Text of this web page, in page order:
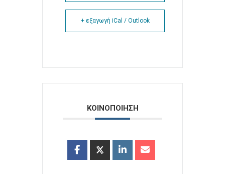
+ εξαγωγή iCal / Outlook
ΚΟΙΝΟΠΟΙΗΣΗ